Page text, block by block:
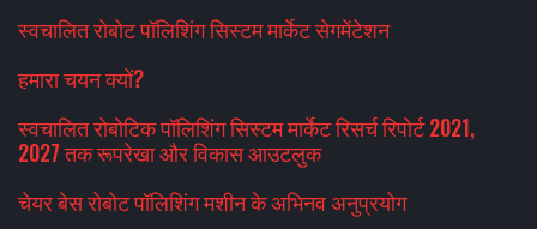
स्वचालित रोबोट पॉलिशिंग सिस्टम मार्केट सेगमेंटेशन
हमारा चयन क्यों?
स्वचालित रोबोटिक पॉलिशिंग सिस्टम मार्केट रिसर्च रिपोर्ट 2021,
2027 तक रूपरेखा और विकास आउटलुक
चेयर बेस रोबोट पॉलिशिंग मशीन के अभिनव अनुप्रयोग